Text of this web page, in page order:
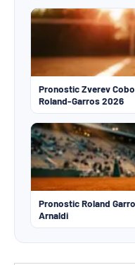
Pronostic Zverev
Roland-Garros 2026
Pronostic Roland
Arnaldi